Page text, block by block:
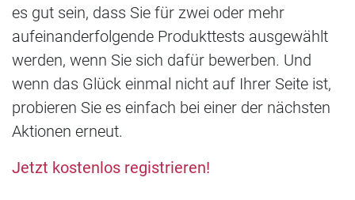
es gut sein, dass Sie für zwei oder mehr
aufeinanderfolgende Produkttests ausgewählt
werden, wenn Sie sich dafür bewerben. Und
wenn das Glück einmal nicht auf Ihrer Seite ist,
probieren Sie es einfach bei einer der nächsten
Aktionen erneut.
Jetzt kostenlos registrieren!